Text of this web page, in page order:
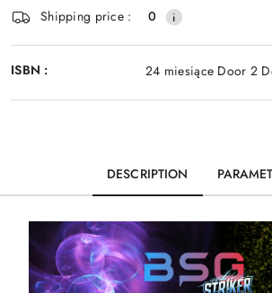
Shipping price :
0
ISBN : 24 miesiące Door 2
DESCRIPTION